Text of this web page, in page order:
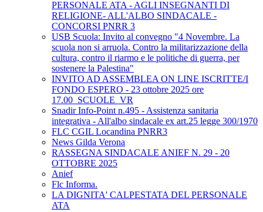
PERSONALE ATA - AGLI INSEGNANTI DI
RELIGIONE- ALL'ALBO SINDACALE -
CONCORSI PNRR 3
USB Scuola: Invito al convegno "4 Novembre. La
scuola non si arruola. Contro la militarizzazione della
cultura, contro il riarmo e le politiche di guerra, per
sostenere la Palestina"
INVITO AD ASSEMBLEA ON LINE ISCRITTE/I
FONDO ESPERO - 23 ottobre 2025 ore
17.00_SCUOLE_VR
Snadir Info-Point n.495 - Assistenza sanitaria
integrativa - All'albo sindacale ex art.25 legge 300/1970
FLC CGIL Locandina PNRR3
News Gilda Verona
RASSEGNA SINDACALE ANIEF N. 29 - 20
OTTOBRE 2025
Anief
Flc Informa.
LA DIGNITA' CALPESTATA DEL PERSONALE
ATA